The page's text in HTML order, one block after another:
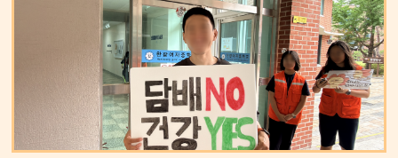
여름방학
여름방학
대체공휴일
18
여름방학